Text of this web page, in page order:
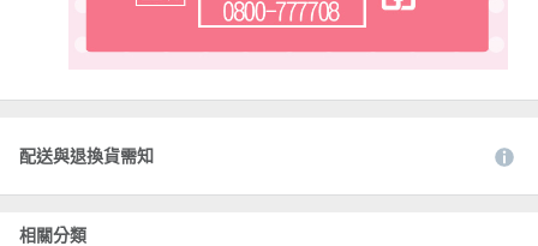
配送與退換貨需知
相關分類